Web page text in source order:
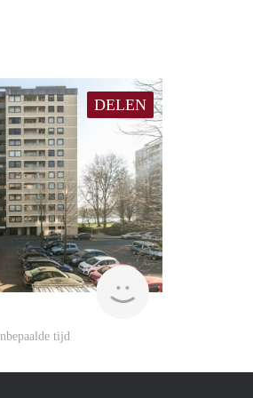
DELEN
finder
tijd